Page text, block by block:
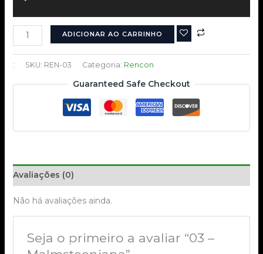
áudio
ADICIONAR AO CARRINHO
: SKU: REN-03 Categoria: Rencon
Guaranteed Safe Checkout
Avaliações (0)
Não há avaliações ainda.
Seja o primeiro a avaliar “03 –